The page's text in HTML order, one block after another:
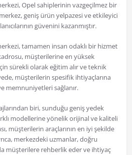
Opel sahiplerinin vazgeçilmez bir
geniş ürün yelpazesi ve etkileyici
güvenini kazanmıştır.
tamamen insan odaklı bir hizmet
kadrosu, müşterilerine en yüksek
sürekli olarak eğitim alır ve teknik
müşterilerin spesifik ihtiyaçlarına
memnuniyetleri sağlanır.
biri, sunduğu geniş yedek
modellerine yönelik orijinal ve kaliteli
müşterilerin araçlarının en iyi şekilde
merkezdeki uzmanlar, doğru
müşterilere rehberlik eder ve ihtiyaç